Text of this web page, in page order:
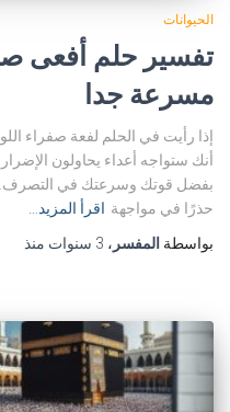
الحيوانات
تفسير حلم أفعى
مسرعة جدا
إذا رأيت في الحلم لفعة صفراء
أنك ستواجه أعداء يحاولون
بفضل قوتك وسرعتك في التصرف.
حذرًا في مواجهة اقرأ المزيد…
بواسطة المفسر ، 3 سنوات منذ